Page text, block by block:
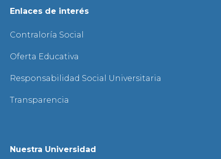
Enlaces de interés
Contraloría Social
Oferta Educativa
Responsabilidad Social Universitaria
Transparencia
Nuestra Universidad